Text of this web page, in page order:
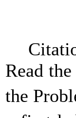
Read
the